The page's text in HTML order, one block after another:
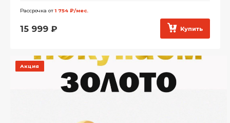
Рассрочка от1 754 ₽/мес.
15 999 ₽ Купить
Акция